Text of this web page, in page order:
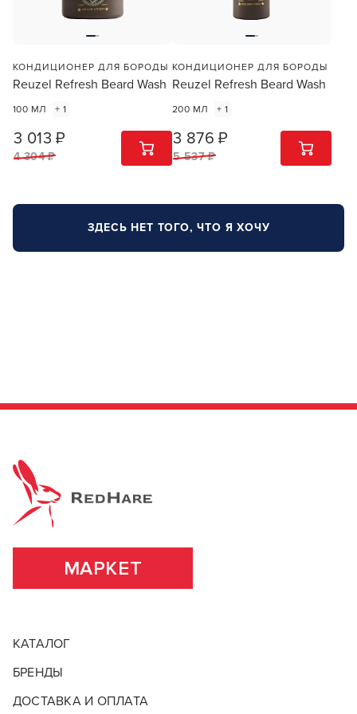
КОНДИЦИОНЕР ДЛЯ БОРОДЫ
Reuzel Refresh Beard Wash
100 МЛ + 1
3 013 ₽
4 304 ₽
1 ШТ
КОНДИЦИОНЕР ДЛЯ БОРОДЫ
Reuzel Refresh Beard Wash
200 МЛ + 1
3 876 ₽
5 537 ₽
1 ШТ
ЗДЕСЬ НЕТ ТОГО, ЧТО Я ХОЧУ
МАРКЕТ
КАТАЛОГ
БРЕНДЫ
ДОСТАВКА И ОПЛАТА
ПРОДОЛЖУ ЗДЕСЬ